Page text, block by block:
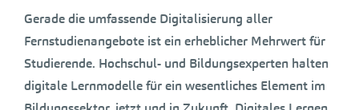
Gerade die umfassende Digitalisierung aller
Fernstudienangebote ist ein erheblicher Mehrwert für
Studierende. Hochschul- und Bildungsexperten halten
digitale Lernmodelle für ein wesentliches Element im